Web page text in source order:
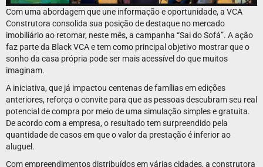
Com uma abordagem que une informação e oportunidade, a VCA
Construtora consolida sua posição de destaque no mercado
imobiliário ao retomar, neste mês, a campanha “Sai do Sofá”. A ação
faz parte da Black VCA e tem como principal objetivo mostrar que o
sonho da casa própria pode ser mais acessível do que muitos
imaginam.
A iniciativa, que já impactou centenas de famílias em edições
anteriores, reforça o convite para que as pessoas descubram seu real
potencial de compra por meio de uma simulação simples e gratuita.
De acordo com a empresa, o resultado tem surpreendido pela
quantidade de casos em que o valor da prestação é inferior ao
aluguel.
Com empreendimentos distribuídos em várias cidades, a construtora